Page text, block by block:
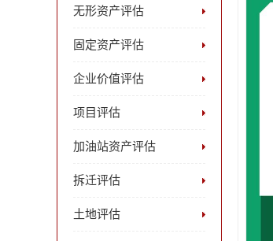
无形资产评估
固定资产评估
企业价值评估
项目评估
加油站资产评估
拆迁评估
土地评估